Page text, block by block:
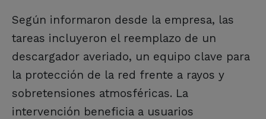
Según informaron desde la empresa, las
tareas incluyeron el reemplazo de un
descargador averiado, un equipo clave para
la protección de la red frente a rayos y
sobretensiones atmosféricas. La
intervención beneficia a usuarios